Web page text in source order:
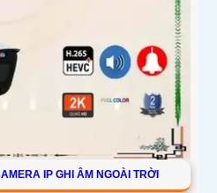
IP GHI ÂM NGOÀI TRỜI